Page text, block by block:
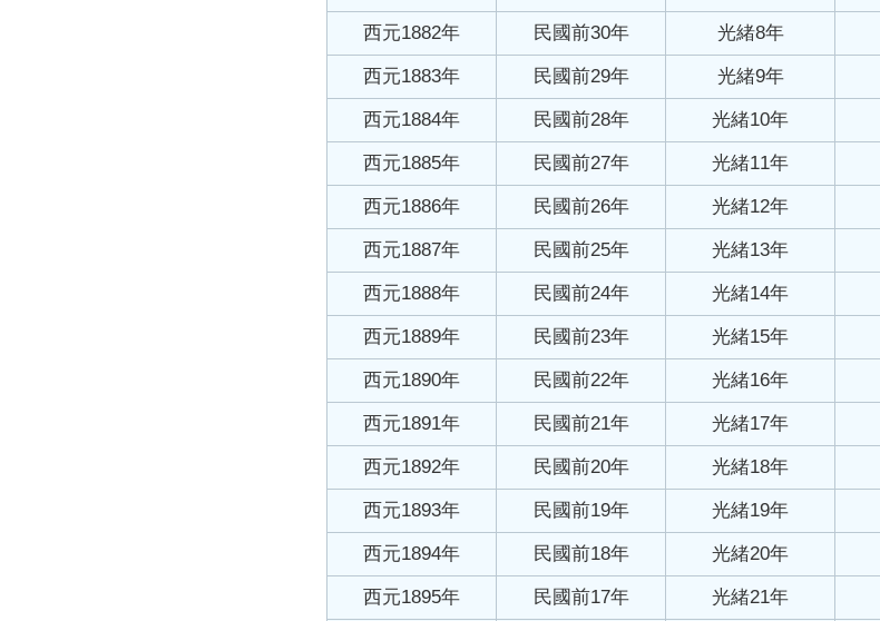
西元1882年 民國前30年 光緒8年
西元1883年 民國前29年 光緒9年
西元1884年 民國前28年 光緒10年
西元1885年 民國前27年 光緒11年
西元1886年 民國前26年 光緒12年
西元1887年 民國前25年 光緒13年
西元1888年 民國前24年 光緒14年
西元1889年 民國前23年 光緒15年
西元1890年 民國前22年 光緒16年
西元1891年 民國前21年 光緒17年
西元1892年 民國前20年 光緒18年
西元1893年 民國前19年 光緒19年
西元1894年 民國前18年 光緒20年
西元1895年 民國前17年 光緒21年